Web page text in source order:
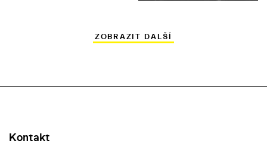
ZOBRAZIT DALŠÍ
Kontakt